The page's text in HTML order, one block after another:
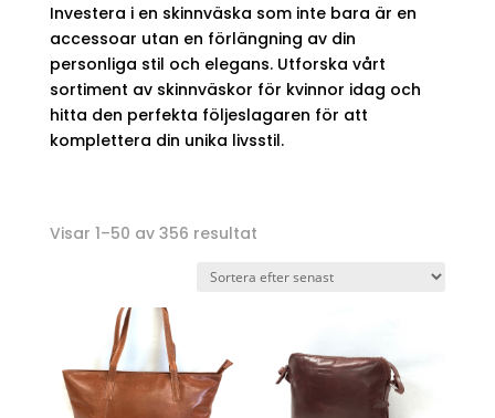
Investera i en skinnväska som inte bara är en
accessoar utan en förlängning av din
personliga stil och elegans. Utforska vårt
sortiment av skinnväskor för kvinnor idag och
hitta den perfekta följeslagaren för att
komplettera din unika livsstil.
Visar 1–50 av 356 resultatSortera
senaste